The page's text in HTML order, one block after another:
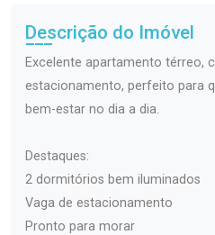
Descrição do Imóvel
Excelente apartamento térreo,
estacionamento, perfeito para
bem-estar no dia a dia.
Destaques:
2 dormitórios bem iluminados
Vaga de estacionamento
Pronto para morar